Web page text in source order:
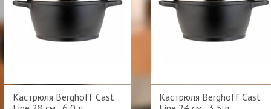
Кастрюля Berghoff Cast
Кастрюля Berghoff Cast